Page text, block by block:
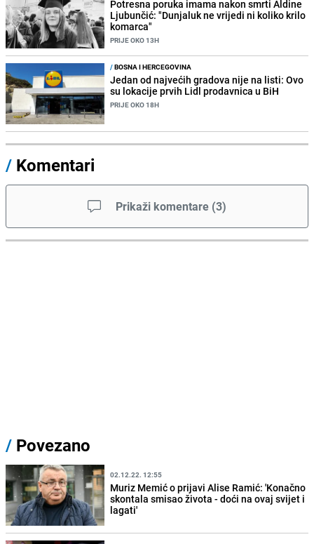
Potresna poruka imama nakon smrti Aldine
Ljubunčić: "Dunjaluk ne vrijedi ni koliko krilo
komarca"
PRIJE OKO 13H
/BOSNA I HERCEGOVINA
Jedan od najvećih gradova nije na listi: Ovo
su lokacije prvih Lidl prodavnica u BiH
PRIJE OKO 18H
/ Komentari
Prikaži komentare (3)
/ Povezano
02.12.22. 12:55
Muriz Memić o prijavi Alise Ramić: 'Konačno
skontala smisao života - doći na ovaj svijet i
lagati'